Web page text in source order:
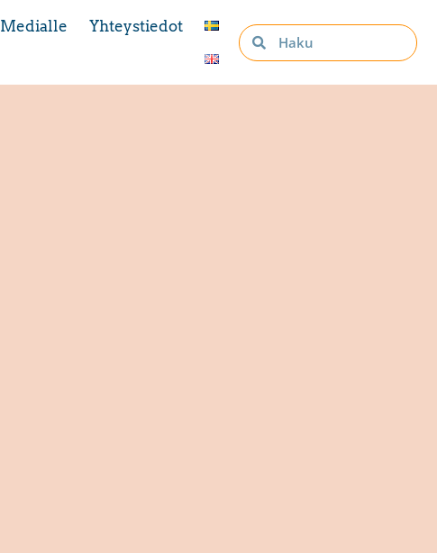
Medialle Yhteystiedot